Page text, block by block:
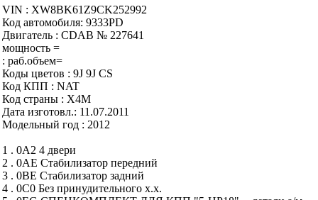
VIN : XW8BK61Z9CK252992
Код автомобиля: 9333PD
Двигатель : CDAB № 227641
мощность =
: раб.объем=
Коды цветов : 9J 9J CS
Код КПП : NAT
Код страны : X4M
Дата изготовл.: 11.07.2011
Модельный год : 2012
1 . 0A2 4 двери
2 . 0AE Стабилизатор передний
3 . 0BE Стабилизатор задний
4 . 0C0 Без принудительного х.х.